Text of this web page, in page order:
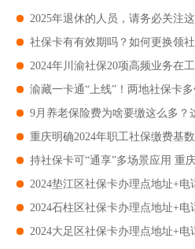
2025年退休的人员，请务必关注
社保卡有有效期吗？如何更换领